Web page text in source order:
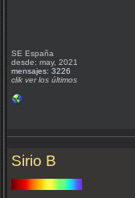
SE España
desde: may, 2021
mensajes: 3226
clik ver los últimos
Sirio B